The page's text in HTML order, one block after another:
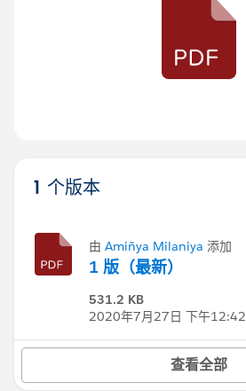
1 个版本
由 Amiñya Milaniya 添加
1 版（最新）
531.2 KB
2020年7月27日 下午12:42
查看全部